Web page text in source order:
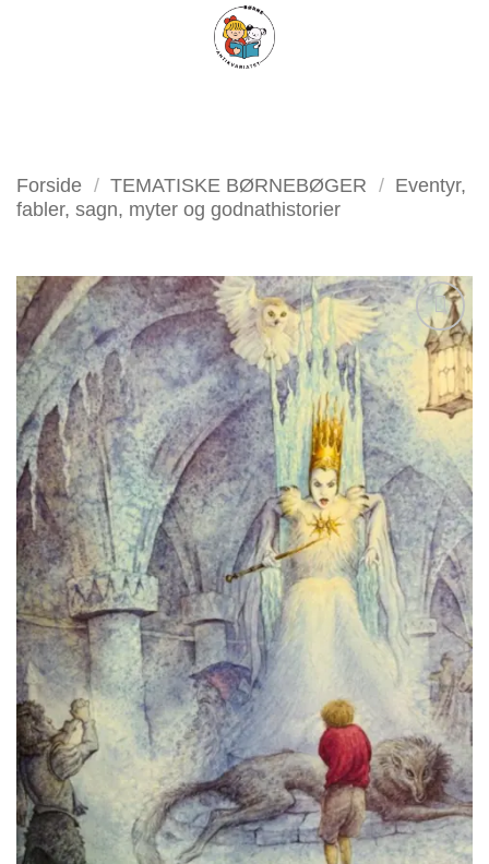
FILTER
Forside / TEMATISKE BØRNEBØGER / Eventyr,
fabler, sagn, myter og godnathistorier
Tilføj
som
favorit